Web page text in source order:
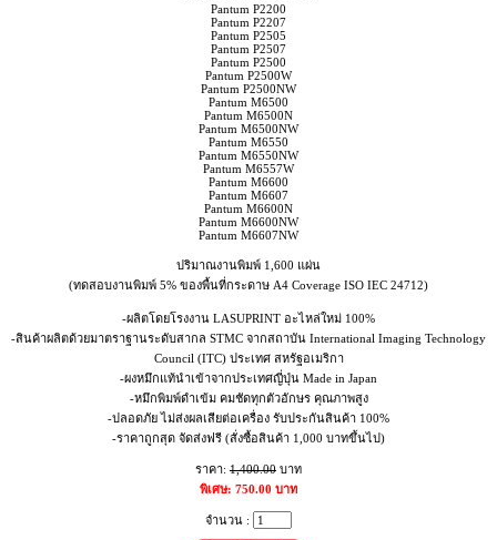
Pantum P2200
Pantum P2207
Pantum P2505
Pantum P2507
Pantum P2500
Pantum P2500W
Pantum P2500NW
Pantum M6500
Pantum M6500N
Pantum M6500NW
Pantum M6550
Pantum M6550NW
Pantum M6557W
Pantum M6600
Pantum M6607
Pantum M6600N
Pantum M6600NW
Pantum M6607NW
ปริมาณงานพิมพ์ 1,600 แผ่น
(ทดสอบงานพิมพ์ 5% ของพื้นที่กระดาษ A4 Coverage ISO IEC 24712)
-ผลิตโดยโรงงาน LASUPRINT อะไหล่ใหม่ 100%
-สินค้าผลิตด้วยมาตราฐานระดับสากล STMC จากสถาบัน International Imaging Technology
Council (ITC) ประเทศ สหรัฐอเมริกา
-ผงหมึกแท้นำเข้าจากประเทศญี่ปุ่น Made in Japan
-หมึกพิมพ์ดำเข้ม คมชัดทุกตัวอักษร คุณภาพสูง
-ปลอดภัย ไม่ส่งผลเสียต่อเครื่อง รับประกันสินค้า 100%
-ราคาถูกสุด จัดส่งฟรี (สั่งซื้อสินค้า 1,000 บาทขึ้นไป)
ราคา: 1,400.00 บาท
พิเศษ: 750.00 บาท
จำนวน :